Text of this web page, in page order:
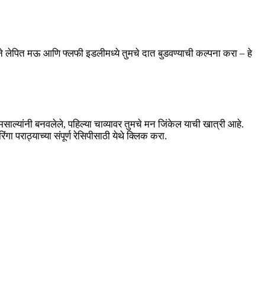
लेपित मऊ आणि फ्लफी इडलीमध्ये तुमचे दात बुडवण्याची कल्पना करा – हे
बनवलेले, पहिल्या चाव्यावर तुमचे मन जिंकेल याची खात्री आहे.
संपूर्ण रेसिपीसाठी येथे क्लिक करा.